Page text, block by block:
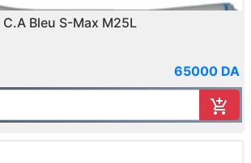
C.A Bleu S-Max M25L
65000 DA